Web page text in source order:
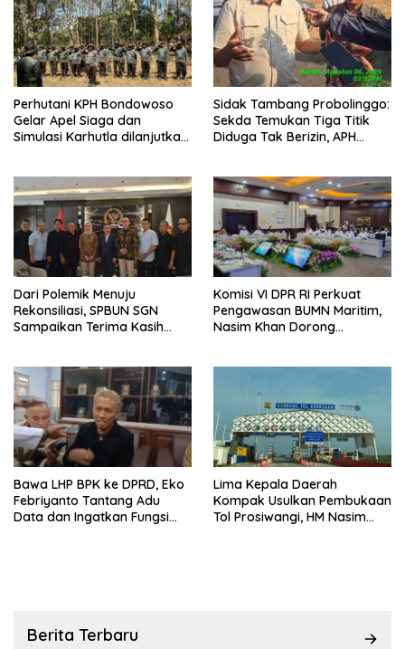
Perhutani KPH Bondowoso
Gelar Apel Siaga dan
Simulasi Karhutla dilanjutkan
Sidak Tambang Probolinggo:
Sekda Temukan Tiga Titik
Diduga Tak Berizin, APH
Dari Polemik Menuju
Rekonsiliasi, SPBUN SGN
Sampaikan Terima Kasih
Perselisihan
Komisi VI DPR RI Perkuat
Pengawasan BUMN Maritim,
Nasim Khan Dorong
Bawa LHP BPK ke DPRD, Eko
Febriyanto Tantang Adu
Data dan Ingatkan Fungsi
Lima Kepala Daerah
Kompak Usulkan Pembukaan
Tol Prosiwangi, HM Nasim
Berita Terbaru